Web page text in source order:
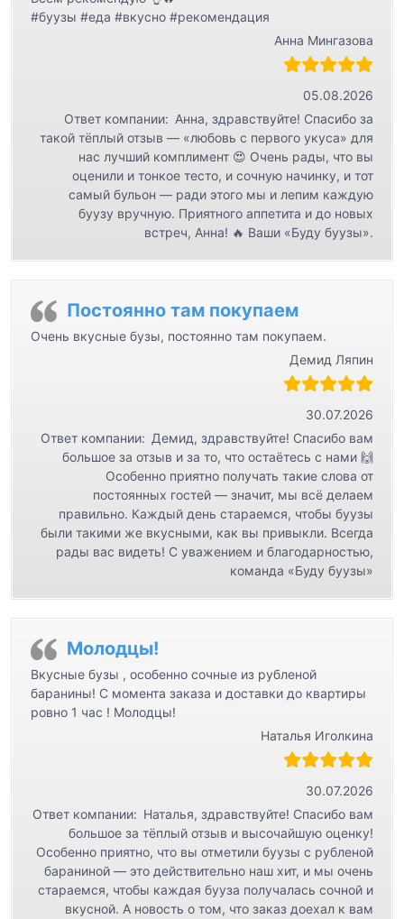
#буузы #еда #вкусно #рекомендация
Анна Мингазова
05.08.2026
Ответ компании: Анна, здравствуйте! Спасибо за
такой тёплый отзыв — «любовь с первого укуса» для
нас лучший комплимент 😍 Очень рады, что вы
оценили и тонкое тесто, и сочную начинку, и тот
самый бульон — ради этого мы и лепим каждую
буузу вручную. Приятного аппетита и до новых
встреч, Анна! 🔥 Ваши «Буду буузы».
Постоянно там покупаем
Очень вкусные бузы, постоянно там покупаем.
Демид Ляпин
30.07.2026
Ответ компании: Демид, здравствуйте! Спасибо вам
большое за отзыв и за то, что остаётесь с нами 🙌
Особенно приятно получать такие слова от
постоянных гостей — значит, мы всё делаем
правильно. Каждый день стараемся, чтобы буузы
были такими же вкусными, как вы привыкли. Всегда
рады вас видеть! С уважением и благодарностью,
команда «Буду буузы»
Молодцы!
Вкусные бузы , особенно сочные из рубленой
баранины! С момента заказа и доставки до квартиры
ровно 1 час ! Молодцы!
Наталья Иголкина
30.07.2026
Ответ компании: Наталья, здравствуйте! Спасибо вам
большое за тёплый отзыв и высочайшую оценку!
Особенно приятно, что вы отметили буузы с рубленой
бараниной — это действительно наш хит, и мы очень
стараемся, чтобы каждая бууза получалась сочной и
вкусной. А новость о том, что заказ доехал к вам